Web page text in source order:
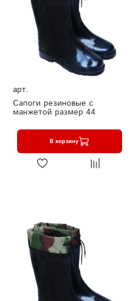
арт.
Сапоги резиновые с
манжетой размер 44
В корзину